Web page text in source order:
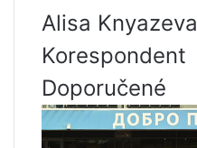
Alisa Knyazeva
Korespondent
Doporučené